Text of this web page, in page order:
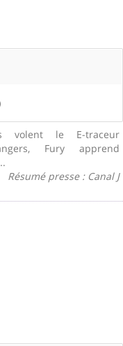
volent le E-traceur
Fury apprend
Résumé presse : Canal J